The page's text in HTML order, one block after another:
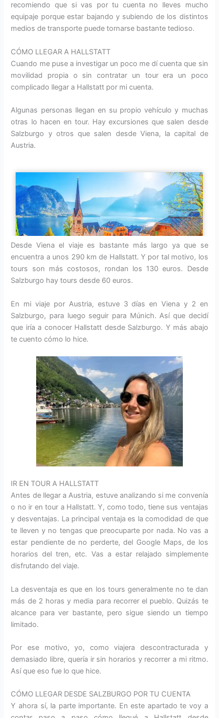
recomiendo que si vas por tu cuenta no lleves mucho
equipaje porque estar bajando y subiendo de los distintos
medios de transporte puede tornarse bastante tedioso.
CÓMO LLEGAR A HALLSTATT
Cuando me puse a investigar un poco me dí cuenta que sin
movilidad propia o sin contratar un tour era un poco
complicado llegar a Hallstatt por mi cuenta.
Algunas personas llegan en su propio vehículo y muchas
otras lo hacen en tour. Hay excursiones que salen desde
Salzburgo y otros que salen desde Viena, la capital de
Austria.
Desde Viena el viaje es bastante más largo ya que se
encuentra a unos 290 km de Hallstatt. Y por tal motivo, los
tours son más costosos, rondan los 130 euros. Desde
Salzburgo hay tours desde 60 euros.
En mi viaje por Austria, estuve 3 días en Viena y 2 en
Salzburgo, para luego seguir para Múnich. Así que decidí
que iría a conocer Hallstatt desde Salzburgo. Y más abajo
te cuento cómo lo hice.
IR EN TOUR A HALLSTATT
Antes de llegar a Austria, estuve analizando si me convenía
o no ir en tour a Hallstatt. Y, como todo, tiene sus ventajas
y desventajas. La principal ventaja es la comodidad de que
te lleven y no tengas que preocuparte por nada. No vas a
estar pendiente de no perderte, del Google Maps, de los
horarios del tren, etc. Vas a estar relajado simplemente
disfrutando del viaje.
La desventaja es que en los tours generalmente no te dan
más de 2 horas y media para recorrer el pueblo. Quizás te
alcance para ver bastante, pero sigue siendo un tiempo
limitado.
Por ese motivo, yo, como viajera descontracturada y
demasiado libre, quería ir sin horarios y recorrer a mi ritmo.
Así que eso fue lo que hice.
CÓMO LLEGAR DESDE SALZBURGO POR TU CUENTA
Y ahora sí, la parte importante. En este apartado te voy a